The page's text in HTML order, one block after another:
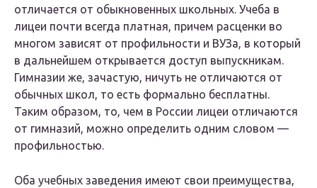
отличается от обыкновенных школьных. Учеба в
лицеи почти всегда платная, причем расценки во
многом зависят от профильности и ВУЗа, в который
в дальнейшем открывается доступ выпускникам.
Гимназии же, зачастую, ничуть не отличаются от
обычных школ, то есть формально бесплатны.
Таким образом, то, чем в России лицеи отличаются
от гимназий, можно определить одним словом —
профильностью.
Оба учебных заведения имеют свои преимущества,